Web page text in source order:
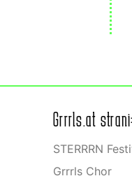
Grrrls.at strani:
STERRRN
Grrrls Chor